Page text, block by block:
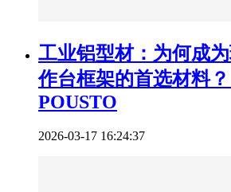
工业铝型材：为何成
作台框架的首选材料
POUSTO
2026-03-17 16:24:37